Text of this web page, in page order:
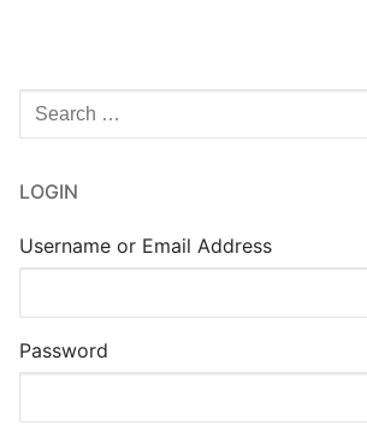
Rechercher
:
LOGIN
Username or Email Address
Password